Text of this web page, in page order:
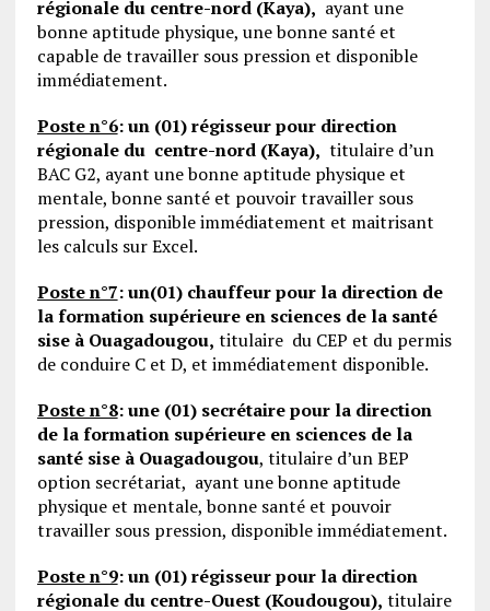
régionale du centre-nord (Kaya), ayant une
bonne aptitude physique, une bonne santé et
capable de travailler sous pression et disponible
immédiatement.
Poste n°6: un (01) régisseur pour direction
régionale du centre-nord (Kaya), titulaire d’un
BAC G2, ayant une bonne aptitude physique et
mentale, bonne santé et pouvoir travailler sous
pression, disponible immédiatement et maitrisant
les calculs sur Excel.
Poste n°7: un(01) chauffeur pour la direction de
la formation supérieure en sciences de la santé
sise à Ouagadougou, titulaire du CEP et du permis
de conduire C et D, et immédiatement disponible.
Poste n°8: une (01) secrétaire pour la direction
de la formation supérieure en sciences de la
santé sise à Ouagadougou, titulaire d’un BEP
option secrétariat, ayant une bonne aptitude
physique et mentale, bonne santé et pouvoir
travailler sous pression, disponible immédiatement.
Poste n°9: un (01) régisseur pour la direction
régionale du centre-Ouest (Koudougou), titulaire